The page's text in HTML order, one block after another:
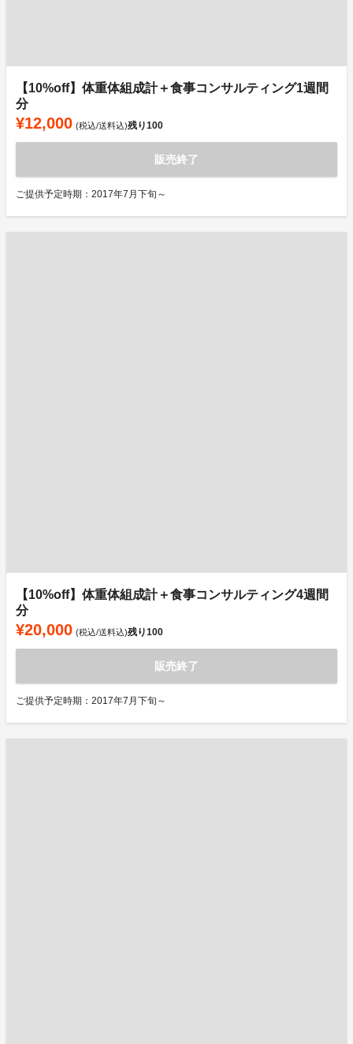
【10%off】体重体組成計＋食事コンサルティング1週間
分
¥12,000 (税込/送料込)残り100
販売終了
ご提供予定時期：2017年7月下旬～
【10%off】体重体組成計＋食事コンサルティング4週間
分
¥20,000 (税込/送料込)残り100
販売終了
ご提供予定時期：2017年7月下旬～